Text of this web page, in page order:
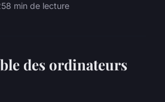
8 min de lecture
des ordinateurs